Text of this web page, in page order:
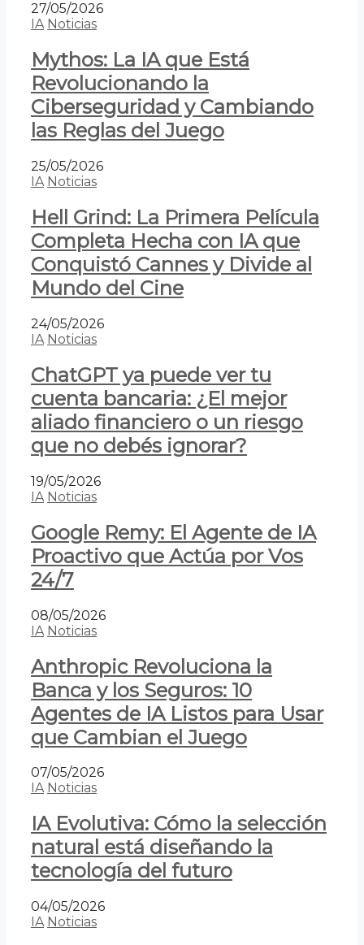
27/05/2026
IA Noticias
Mythos: La IA que Está
Revolucionando la
Ciberseguridad y Cambiando
las Reglas del Juego
25/05/2026
IA Noticias
Hell Grind: La Primera Película
Completa Hecha con IA que
Conquistó Cannes y Divide al
Mundo del Cine
24/05/2026
IA Noticias
ChatGPT ya puede ver tu
cuenta bancaria: ¿El mejor
aliado financiero o un riesgo
que no debés ignorar?
19/05/2026
IA Noticias
Google Remy: El Agente de IA
Proactivo que Actúa por Vos
24/7
08/05/2026
IA Noticias
Anthropic Revoluciona la
Banca y los Seguros: 10
Agentes de IA Listos para Usar
que Cambian el Juego
07/05/2026
IA Noticias
IA Evolutiva: Cómo la selección
natural está diseñando la
tecnología del futuro
04/05/2026
IA Noticias